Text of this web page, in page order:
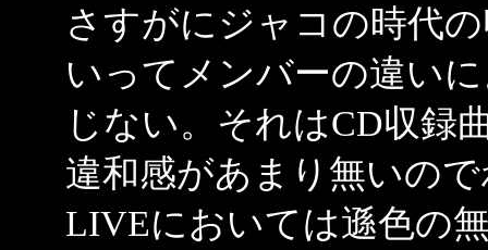
さすがにジャコの時代
いってメンバーの違い
じない。それはCD収録
違和感があまり無いの
LIVEにおいては遜色の